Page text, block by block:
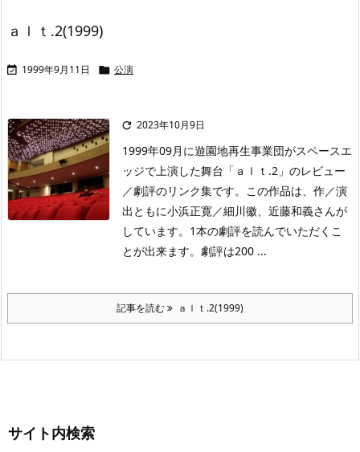
ａｌｔ.2(1999)
 1999年9月11日  公演
 2023年10月9日
1999年09月に遊園地再生事業団がスペースエ
ッジで上演した舞台「ａｌｔ.2」のレビュー
／劇評のリンク集です。この作品は、作／演
出ともに小浜正寛／細川徽、近藤和義さんが
しています。1本の劇評を読んでいただくこ
とが出来ます。劇評は200 ...
記事を読む ａｌｔ.2(1999)
サイト内検索